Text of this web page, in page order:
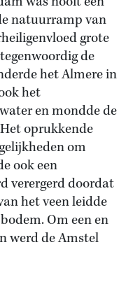
natuurramp van
grote
de
het Almere in
het
en mondde de
oprukkende
om
ook een
verergerd doordat
het veen leidde
Om een en
werd de Amstel